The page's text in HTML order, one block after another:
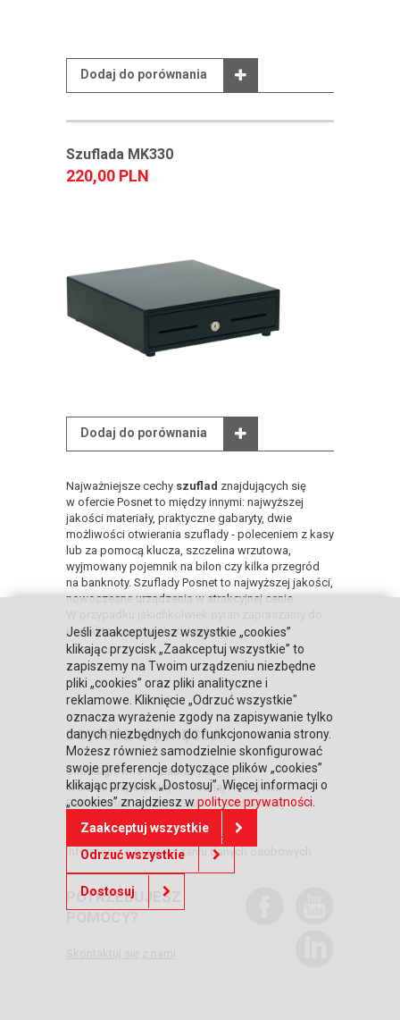
Dodaj do porównania
Szuflada MK330
220,00 PLN
Dodaj do porównania
Najważniejsze cechy szuflad znajdujących się
w ofercie Posnet to między innymi: najwyższej
jakości materiały, praktyczne gabaryty, dwie
możliwości otwierania szuflady - poleceniem z kasy
lub za pomocą klucza, szczelina wrzutowa,
wyjmowany pojemnik na bilon czy kilka przegród
na banknoty. Szuflady Posnet to najwyższej jakości,
nowoczesne urządzenia w atrakcyjnej cenie.
kontaktu z naszymi oddziałami.
DOWIEDZ SIĘ WIĘCEJ
Strona główna
Zaufali nam
Warunki współpracy
Poznaj Honeywell
BLIKIEM na kasach POSNET
Regulaminy
Polityka prywatności
Informacja o przetwarzaniu danych osobowych
POTRZEBUJESZ
Jeśli zaakceptujesz wszystkie „cookies”
klikając przycisk „Zaakceptuj wszystkie” to
zapiszemy na Twoim urządzeniu niezbędne
pliki „cookies” oraz pliki analityczne i
reklamowe. Kliknięcie „Odrzuć wszystkie"
oznacza wyrażenie zgody na zapisywanie tylko
danych niezbędnych do funkcjonowania strony.
Możesz również samodzielnie skonfigurować
swoje preferencje dotyczące plików „cookies”
klikając przycisk „Dostosuj”. Więcej informacji o
„cookies” znajdziesz wpolityce prywatności
Zaakceptuj wszystkie
Odrzuć wszystkie
Dostosuj